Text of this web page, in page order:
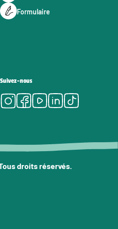
Formulaire
Suivez-nous
Instagram
Facebook
Youtube
LinkedIn
Tiktok
droits réservés.